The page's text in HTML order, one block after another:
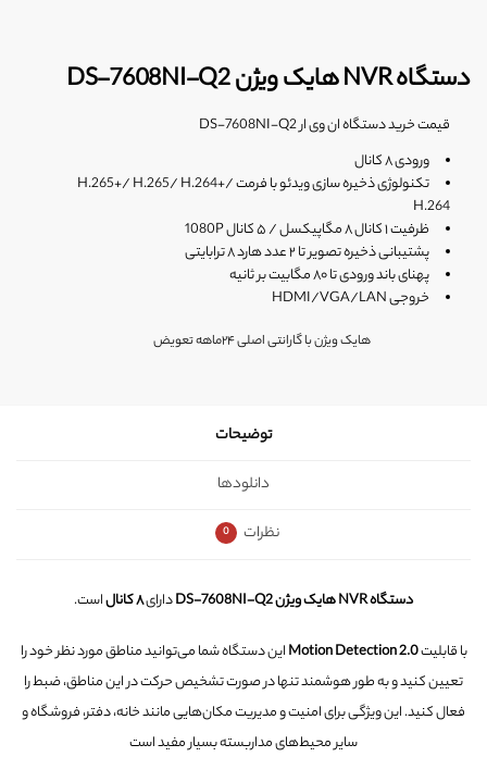
دستگاه NVR هایک ویژن DS-7608NI-Q2
قیمت خرید دستگاه ان وی ار DS-7608NI-Q2
ورودی ۸ کانال
تکنولوژی ذخیره سازی ویدئو با فرمت H.265+/ H.265/ H.264+/
H.264
ظرفیت ۱ کانال ۸ مگاپیکسل / ۵ کانال 1080P
پشتیبانی ذخیره تصویر تا ۲ عدد هارد ۸ ترابایتی
پهنای باند ورودی تا ۸۰ مگابیت بر ثانیه
خروجی HDMI/VGA/LAN
هایک ویژن با گارانتی اصلی ۲۴ماهه تعویض
توضیحات
دانلودها
نظرات
0
دستگاه NVR هایک ویژن DS-7608NI-Q2 دارای۸ کانال است.
با قابلیتMotion Detection 2.0این دستگاه شما می‌توانید مناطق مورد نظر خود را
تعیین کنید و به طور هوشمند تنها در صورت تشخیص حرکت در این مناطق، ضبط را
فعال کنید. این ویژگی برای امنیت و مدیریت مکان‌هایی مانند خانه، دفتر، فروشگاه و
سایر محیط‌های مداربسته بسیار مفید است